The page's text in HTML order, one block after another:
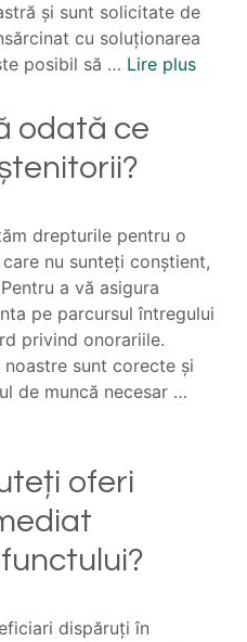
și sunt solicitate de
cu soluționarea
posibil să … Lire plus
odată ce
drepturile pentru o
nu sunteți conștient,
a vă asigura
pe parcursul întregului
privind onorariile.
sunt corecte și
de muncă necesar …
oferi
dispăruți în